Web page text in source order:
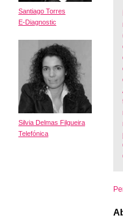
Santiago Torres
E-Diagnostic
Silvia Delmas Filgueira
Telefónica